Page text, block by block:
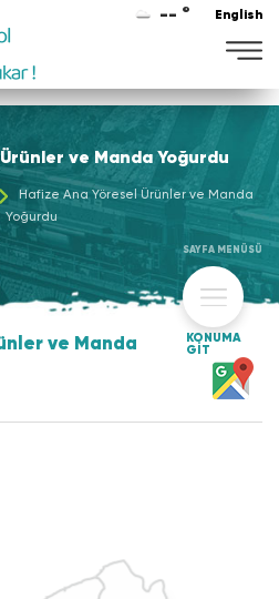
-- ° English
ve Manda Yoğurdu
Hafize Ana Yöresel Ürünler ve Manda
Yoğurdu
SAYFA MENÜSÜ
ve Manda
KONUMA
GİT